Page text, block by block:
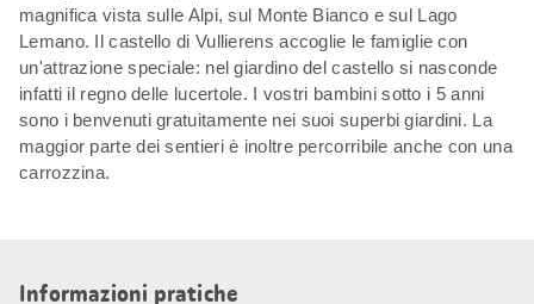
magnifica vista sulle Alpi, sul Monte Bianco e sul Lago
Lemano. Il castello di Vullierens accoglie le famiglie con
un'attrazione speciale: nel giardino del castello si nasconde
infatti il regno delle lucertole. I vostri bambini sotto i 5 anni
sono i benvenuti gratuitamente nei suoi superbi giardini. La
maggior parte dei sentieri è inoltre percorribile anche con una
carrozzina.
Informazioni pratiche